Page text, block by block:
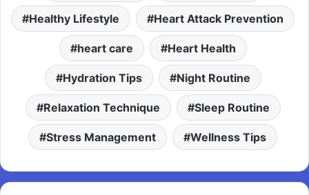
Healthy Lifestyle Heart Attack Prevention
heart care Heart Health
Hydration Tips Night Routine
Relaxation Technique Sleep Routine
Stress Management Wellness Tips